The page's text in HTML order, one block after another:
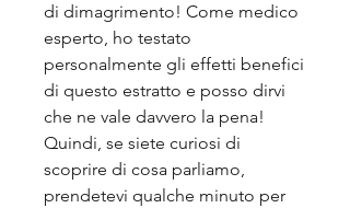
di dimagrimento! Come medico
esperto, ho testato
personalmente gli effetti benefici
di questo estratto e posso dirvi
che ne vale davvero la pena!
Quindi, se siete curiosi di
scoprire di cosa parliamo,
prendetevi qualche minuto per